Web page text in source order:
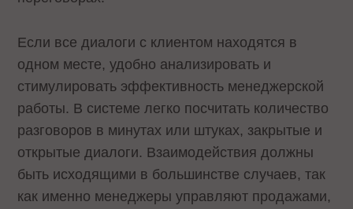
Если все диалоги с клиентом находятся в
одном месте, удобно анализировать и
стимулировать эффективность менеджерской
работы. В системе легко посчитать количество
разговоров в минутах или штуках, закрытые и
открытые диалоги. Взаимодействия должны
быть исходящими в большинстве случаев, так
как именно менеджеры управляют продажами,